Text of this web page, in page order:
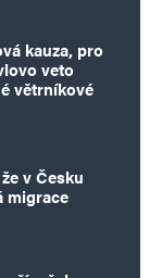
kauza, pro
veto
větrníkové
v Česku
migrace